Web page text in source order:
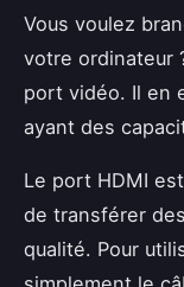
Vous voulez
votre ordinateur
port vidéo. Il en
ayant des
Le port HDMI
de transférer
qualité. Pour